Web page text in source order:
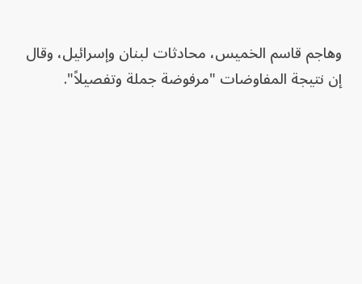
وهاجم قاسم الخميس، محادثات لبنان وإسرائيل، وقال
إن نتيجة المفاوضات "مرفوضة جملة وتفصيلاً".